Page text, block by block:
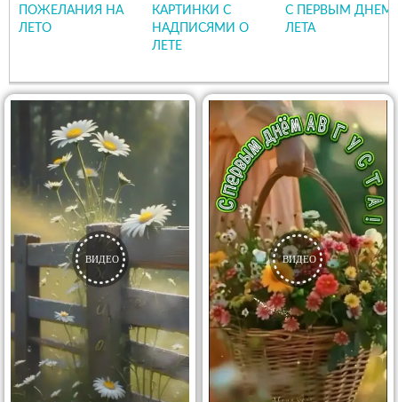
ПОЖЕЛАНИЯ НА
ЛЕТО
КАРТИНКИ С
НАДПИСЯМИ О
ЛЕТЕ
С ПЕРВЫМ ДНЕМ
ЛЕТА